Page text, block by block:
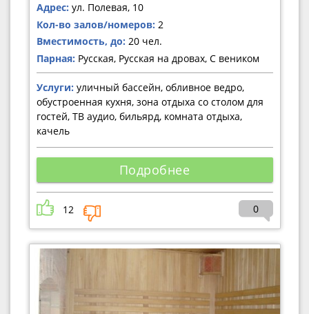
Адрес: ул. Полевая, 10
Кол-во залов/номеров: 2
Вместимость, до: 20 чел.
Парная: Русская, Русская на дровах, С веником
Услуги: уличный бассейн, обливное ведро,
обустроенная кухня, зона отдыха со столом для
гостей, ТВ аудио, бильярд, комната отдыха,
качель
Подробнее
12 0